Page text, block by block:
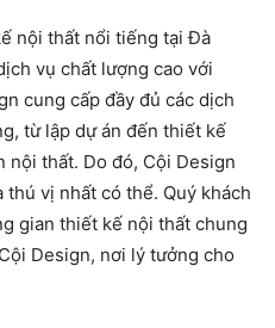
nội thất nổi tiếng tại Đà
vụ chất lượng cao với
cung cấp đầy đủ các dịch
từ lập dự án đến thiết kế
nội thất. Do đó, Cội Design
thú vị nhất có thể. Quý khách
gian thiết kế nội thất chung
Design, nơi lý tưởng cho